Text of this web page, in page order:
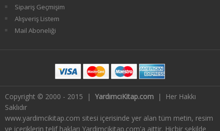
3. SINIF 6. YARIYIL FELSEFE
4. SINIF 7. YARIYIL FELSEFE
HAVACILIK İŞLETMECİLİĞİ
1. SINIF 1. YARIYIL HAVACILIK
1. SINIF 2. YARIYIL HAVACILIK
Sipariş Geçmişim
Alışveriş Listem
Mail Aboneliği
Copyright © 2000 - 2015 | YardımcıKitap.com
| Her Hakkı
Saklıdır
www.yardimcikitap.com sitesi içerisinde yer alan tüm metin, resim
ve içeriklerin telif hakları Yardimcikitap.com'a aittir. Hiçbir şekilde